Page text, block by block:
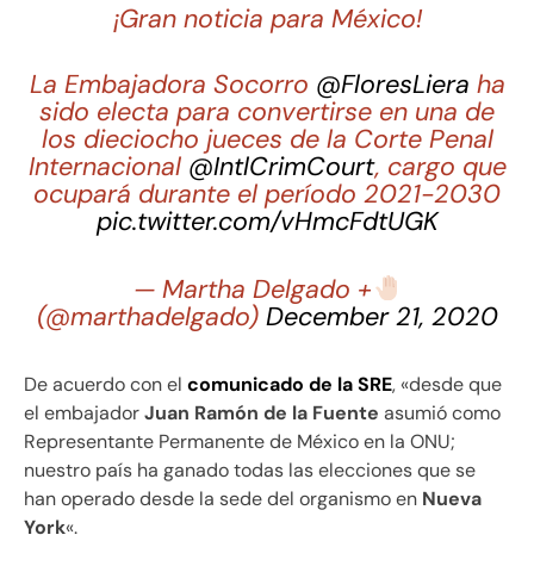
¡Gran noticia para México!
La Embajadora Socorro @FloresLiera ha
sido electa para convertirse en una de
los dieciocho jueces de la Corte Penal
Internacional @IntlCrimCourt, cargo que
ocupará durante el período 2021-2030
pic.twitter.com/vHmcFdtUGK
— Martha Delgado +
(@marthadelgado) December 21, 2020
De acuerdo con el comunicado de la SRE, «desde que
el embajadorJuan Ramón de la Fuente asumió como
Representante Permanente de México en la ONU;
nuestro país ha ganado todas las elecciones que se
han operado desde la sede del organismo en Nueva
York«.